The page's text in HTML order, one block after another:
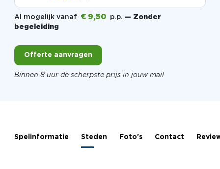
Al mogelijk vanaf € 9,50 p.p. — Zonder
begeleiding
Offerte aanvragen
Binnen 8 uur de scherpste prijs in jouw mail
Spelinformatie Steden Foto's Contact